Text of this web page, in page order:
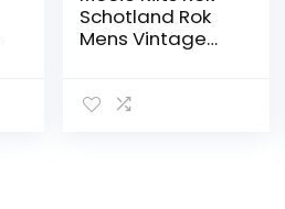
Schotland Rok
Mens Vintage
Pocket Rokken